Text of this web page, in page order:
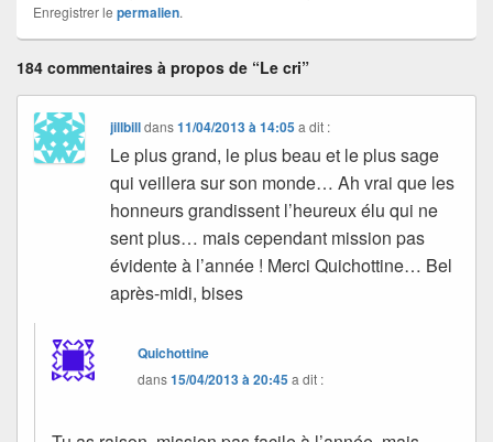
Enregistrer le permalien.
184 commentaires à propos de “Le cri”
jillbilldans11/04/2013 à 14:05 a dit :
Le plus grand, le plus beau et le plus sage
qui veillera sur son monde… Ah vrai que les
honneurs grandissent l’heureux élu qui ne
sent plus… mais cependant mission pas
évidente à l’année ! Merci Quichottine… Bel
après-midi, bises
Quichottine
dans15/04/2013 à 20:45a dit :